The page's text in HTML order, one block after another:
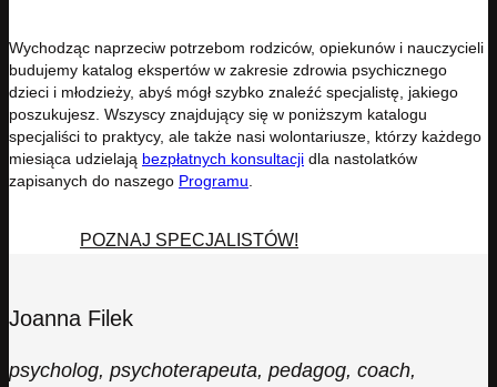
Wychodząc naprzeciw potrzebom rodziców, opiekunów i nauczycieli
budujemy katalog ekspertów w zakresie zdrowia psychicznego
dzieci i młodzieży, abyś mógł szybko znaleźć specjalistę, jakiego
poszukujesz. Wszyscy znajdujący się w poniższym katalogu
specjaliści to praktycy, ale także nasi wolontariusze, którzy każdego
miesiąca udzielają bezpłatnych konsultacji dla nastolatków
zapisanych do naszego Programu
POZNAJ SPECJALISTÓW!
Joanna Filek
psycholog, psychoterapeuta, pedagog, coach,